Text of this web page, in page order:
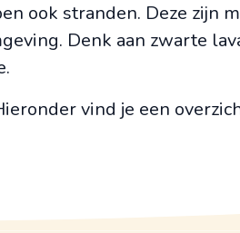
ook stranden. Deze zijn
Denk aan zwarte
vind je een